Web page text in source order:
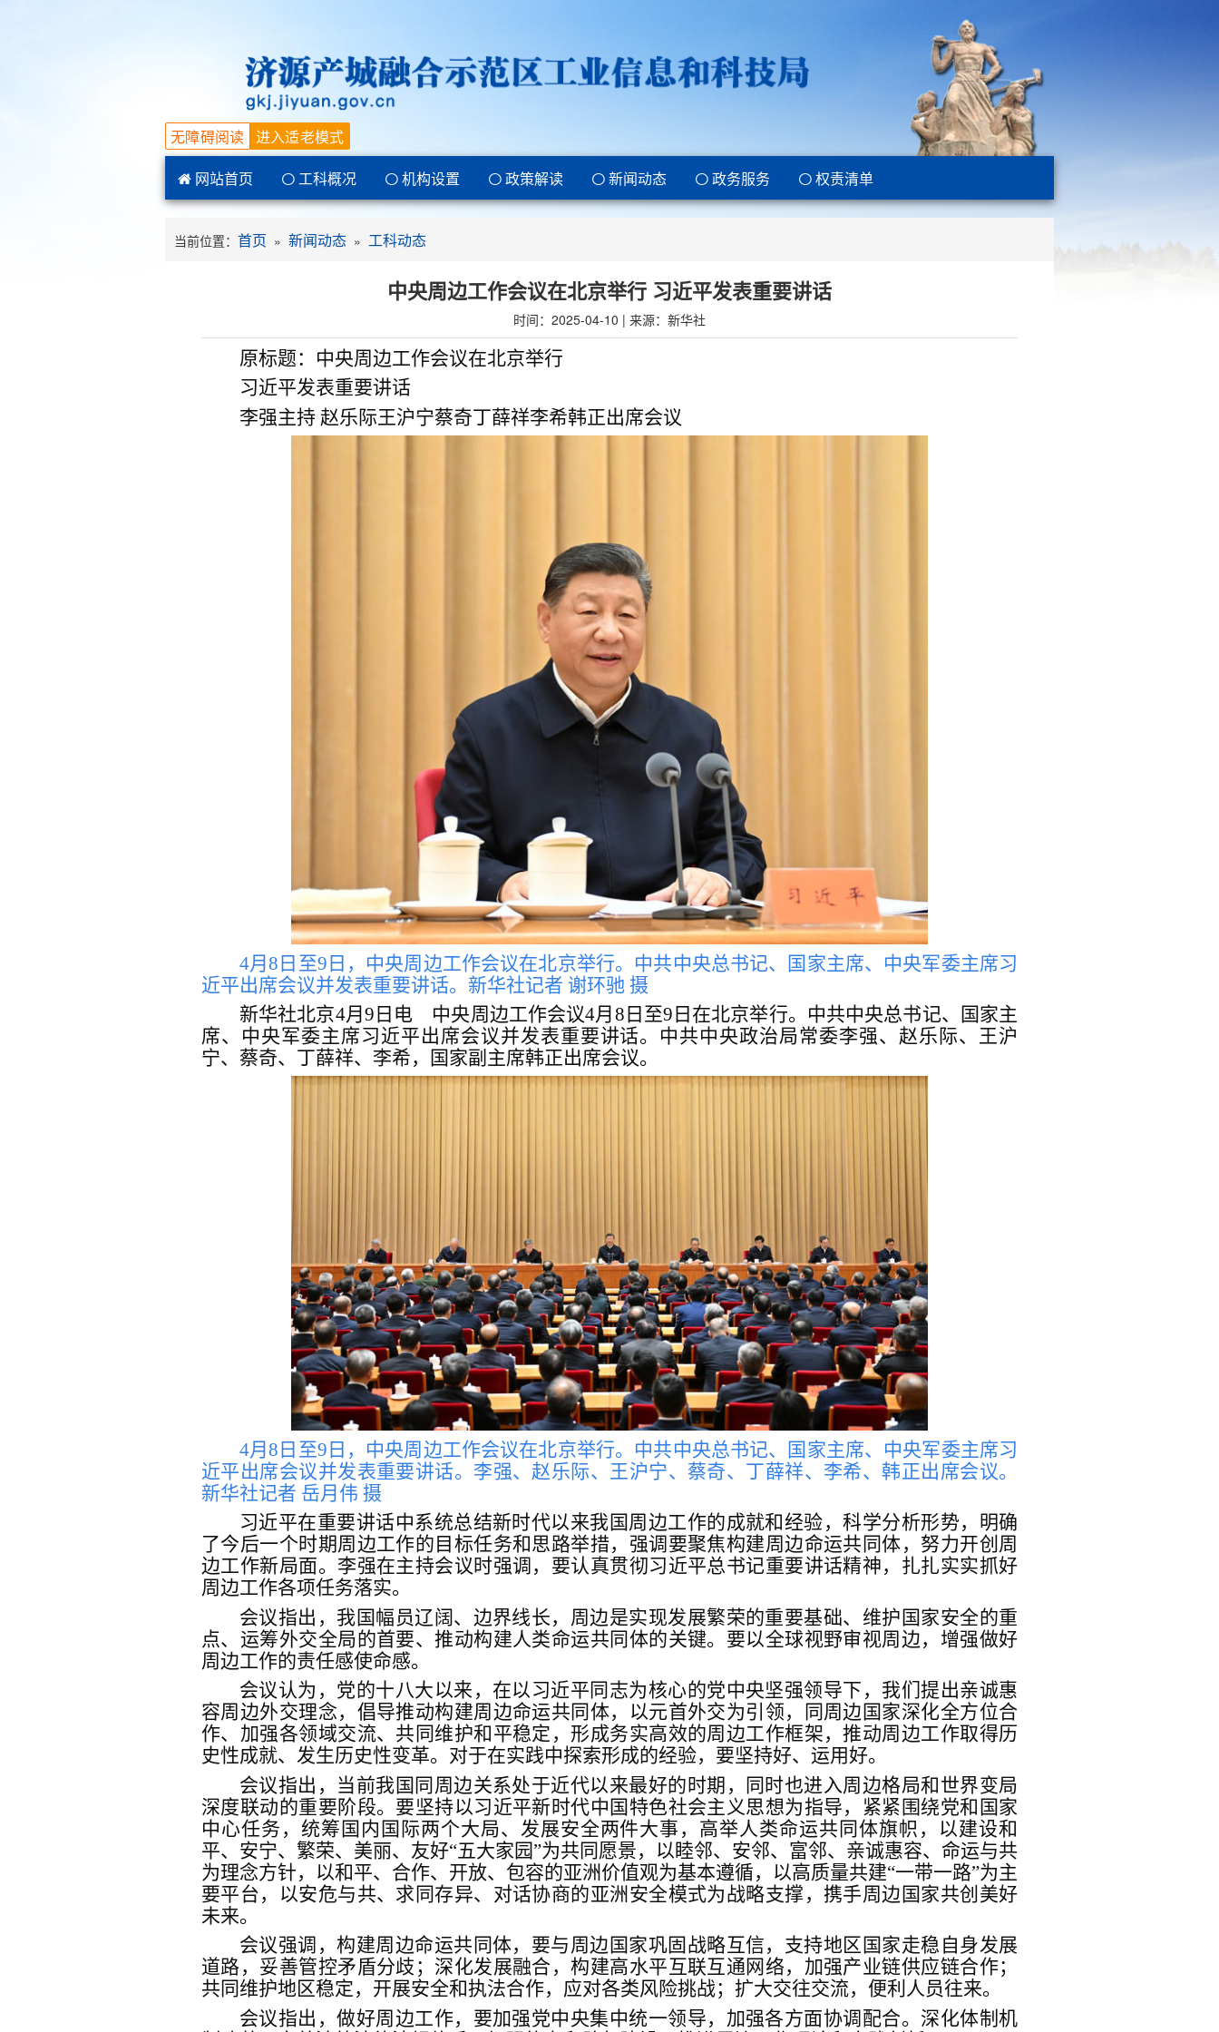
网站首页 工科概况 机构设置 政策解读 新闻动态 政务服务 权责清单
当前位置： 首页 » 新闻动态 » 工科动态
中央周边工作会议在北京举行 习近平发表重要讲话
时间：2025-04-10 | 来源：新华社
原标题：中央周边工作会议在北京举行
习近平发表重要讲话
李强主持 赵乐际王沪宁蔡奇丁薛祥李希韩正出席会议
4月8日至9日，中央周边工作会议在北京举行。中共中央总书记、国家主席、中央军委主席习
近平出席会议并发表重要讲话。新华社记者 谢环驰 摄
新华社北京4月9日电 中央周边工作会议4月8日至9日在北京举行。中共中央总书记、国家主
席、中央军委主席习近平出席会议并发表重要讲话。中共中央政治局常委李强、赵乐际、王沪
宁、蔡奇、丁薛祥、李希，国家副主席韩正出席会议。
4月8日至9日，中央周边工作会议在北京举行。中共中央总书记、国家主席、中央军委主席习
近平出席会议并发表重要讲话。李强、赵乐际、王沪宁、蔡奇、丁薛祥、李希、韩正出席会议。
新华社记者 岳月伟 摄
习近平在重要讲话中系统总结新时代以来我国周边工作的成就和经验，科学分析形势，明确
了今后一个时期周边工作的目标任务和思路举措，强调要聚焦构建周边命运共同体，努力开创周
边工作新局面。李强在主持会议时强调，要认真贯彻习近平总书记重要讲话精神，扎扎实实抓好
周边工作各项任务落实。
会议指出，我国幅员辽阔、边界线长，周边是实现发展繁荣的重要基础、维护国家安全的重
点、运筹外交全局的首要、推动构建人类命运共同体的关键。要以全球视野审视周边，增强做好
周边工作的责任感使命感。
会议认为，党的十八大以来，在以习近平同志为核心的党中央坚强领导下，我们提出亲诚惠
容周边外交理念，倡导推动构建周边命运共同体，以元首外交为引领，同周边国家深化全方位合
作、加强各领域交流、共同维护和平稳定，形成务实高效的周边工作框架，推动周边工作取得历
史性成就、发生历史性变革。对于在实践中探索形成的经验，要坚持好、运用好。
会议指出，当前我国同周边关系处于近代以来最好的时期，同时也进入周边格局和世界变局
深度联动的重要阶段。要坚持以习近平新时代中国特色社会主义思想为指导，紧紧围绕党和国家
中心任务，统筹国内国际两个大局、发展安全两件大事，高举人类命运共同体旗帜，以建设和
平、安宁、繁荣、美丽、友好“五大家园”为共同愿景，以睦邻、安邻、富邻、亲诚惠容、命运与共
为理念方针，以和平、合作、开放、包容的亚洲价值观为基本遵循，以高质量共建“一带一路”为主
要平台，以安危与共、求同存异、对话协商的亚洲安全模式为战略支撑，携手周边国家共创美好
未来。
会议强调，构建周边命运共同体，要与周边国家巩固战略互信，支持地区国家走稳自身发展
道路，妥善管控矛盾分歧；深化发展融合，构建高水平互联互通网络，加强产业链供应链合作；
共同维护地区稳定，开展安全和执法合作，应对各类风险挑战；扩大交往交流，便利人员往来。
会议指出，做好周边工作，要加强党中央集中统一领导，加强各方面协调配合。深化体制机
进入适老模式
无障碍阅读